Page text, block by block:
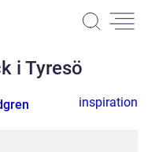
i Tyresö
inspiration